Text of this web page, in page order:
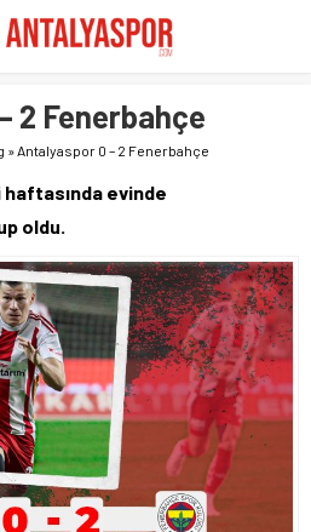
2 Fenerbahçe
»Antalyaspor 0 – 2 Fenerbahçe
evinde
oldu.